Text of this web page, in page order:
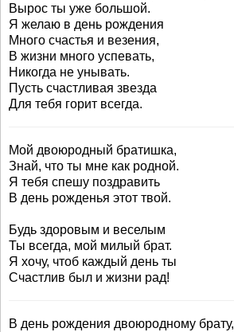
Вырос ты уже большой.
Я желаю в день рождения
Много счастья и везения,
В жизни много успевать,
Никогда не унывать.
Пусть счастливая звезда
Для тебя горит всегда.
Мой двоюродный братишка,
Знай, что ты мне как родной.
Я тебя спешу поздравить
В день рожденья этот твой.
Будь здоровым и веселым
Ты всегда, мой милый брат.
Я хочу, чтоб каждый день ты
Счастлив был и жизни рад!
В день рождения двоюродному брату,